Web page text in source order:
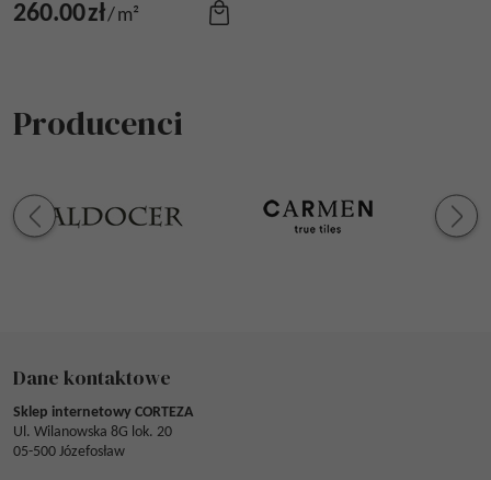
260.00zł/m²
Producenci
Dane kontaktowe
Sklep internetowy CORTEZA
Ul. Wilanowska 8G lok. 20
05-500 Józefosław